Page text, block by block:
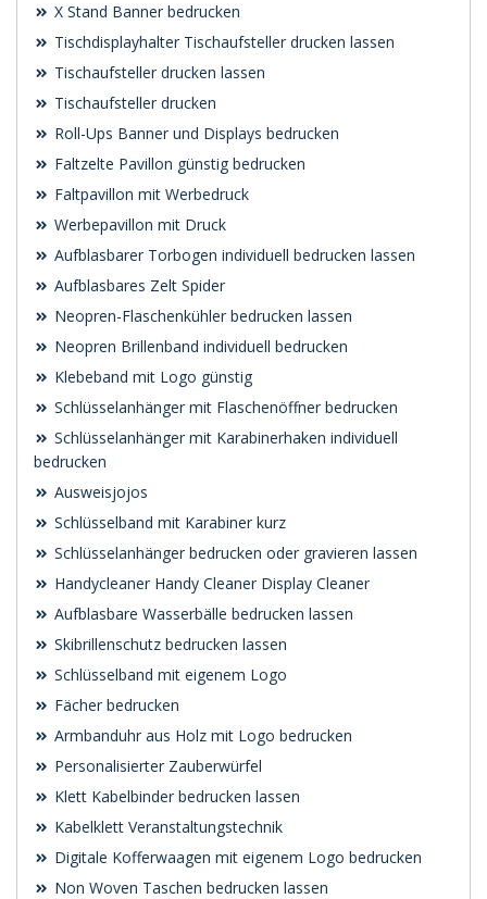
X Stand Banner bedrucken
Tischdisplayhalter Tischaufsteller drucken lassen
Tischaufsteller drucken lassen
Tischaufsteller drucken
Roll-Ups Banner und Displays bedrucken
Faltzelte Pavillon günstig bedrucken
Faltpavillon mit Werbedruck
Werbepavillon mit Druck
Aufblasbarer Torbogen individuell bedrucken lassen
Aufblasbares Zelt Spider
Neopren-Flaschenkühler bedrucken lassen
Neopren Brillenband individuell bedrucken
Klebeband mit Logo günstig
Schlüsselanhänger mit Flaschenöffner bedrucken
Schlüsselanhänger mit Karabinerhaken individuell
bedrucken
Ausweisjojos
Schlüsselband mit Karabiner kurz
Schlüsselanhänger bedrucken oder gravieren lassen
Handycleaner Handy Cleaner Display Cleaner
Aufblasbare Wasserbälle bedrucken lassen
Skibrillenschutz bedrucken lassen
Schlüsselband mit eigenem Logo
Fächer bedrucken
Armbanduhr aus Holz mit Logo bedrucken
Personalisierter Zauberwürfel
Klett Kabelbinder bedrucken lassen
Kabelklett Veranstaltungstechnik
Digitale Kofferwaagen mit eigenem Logo bedrucken
Non Woven Taschen bedrucken lassen